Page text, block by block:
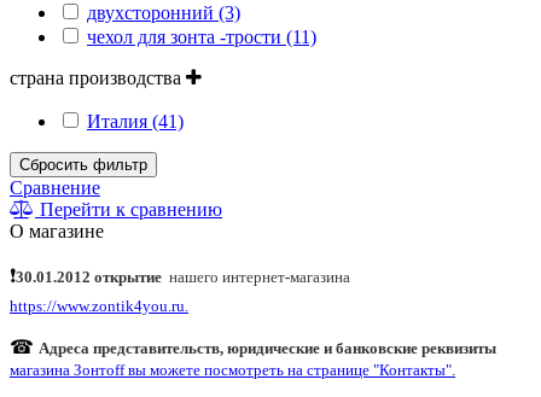
двухсторонний (3)
чехол для зонта -трости (11)
страна производства
Италия (41)
Сбросить фильтр
Сравнение
Перейти к сравнению
О магазине
❗30.01.2012 открытие нашего интернет-магазина
https://www.zontik4you.ru.
☎ Адреса представительств, юридические и банковские реквизиты
магазина Зонтoff вы можете посмотреть на странице "Контакты".